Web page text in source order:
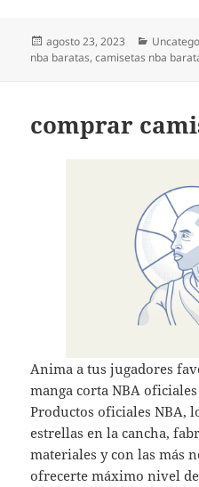
Publicado
el
agosto 23, 2023
nba baratas,camisetas nba
comprar
Anima a tus jugadores
manga corta NBA
Productos oficiales NBA,
estrellas en la cancha,
materiales y con las más
ofrecerte máximo nivel